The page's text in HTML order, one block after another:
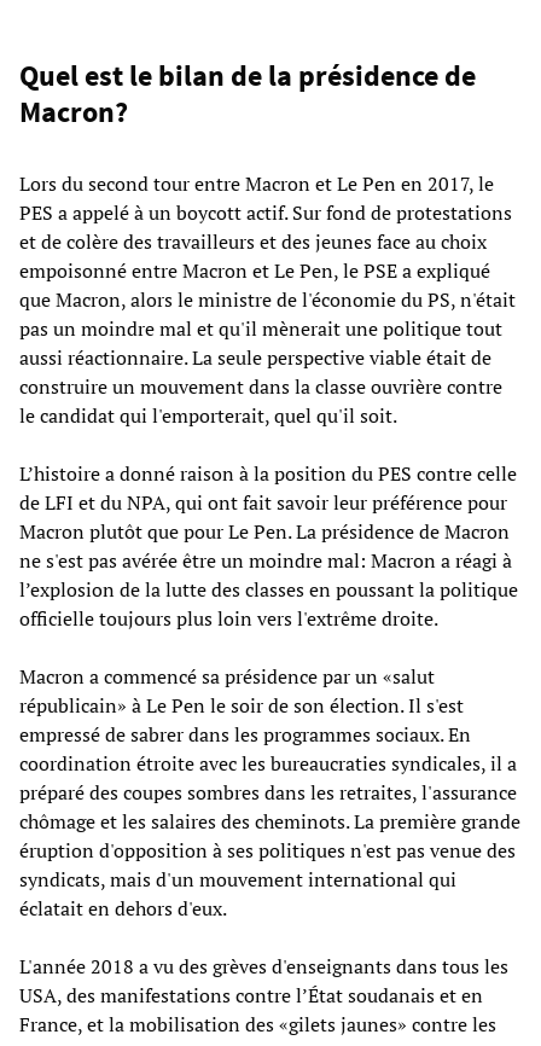
Quel est le bilan de la présidence de
Macron?
Lors du second tour entre Macron et Le Pen en 2017, le
PES a appelé à un boycott actif. Sur fond de protestations
et de colère des travailleurs et des jeunes face au choix
empoisonné entre Macron et Le Pen, le PSE a expliqué
que Macron, alors le ministre de l'économie du PS, n'était
pas un moindre mal et qu'il mènerait une politique tout
aussi réactionnaire. La seule perspective viable était de
construire un mouvement dans la classe ouvrière contre
le candidat qui l'emporterait, quel qu'il soit.
L’histoire a donné raison à la position du PES contre celle
de LFI et du NPA, qui ont fait savoir leur préférence pour
Macron plutôt que pour Le Pen. La présidence de Macron
ne s'est pas avérée être un moindre mal: Macron a réagi à
l’explosion de la lutte des classes en poussant la politique
officielle toujours plus loin vers l'extrême droite.
Macron a commencé sa présidence par un «salut
républicain» à Le Pen le soir de son élection. Il s'est
empressé de sabrer dans les programmes sociaux. En
coordination étroite avec les bureaucraties syndicales, il a
préparé des coupes sombres dans les retraites, l'assurance
chômage et les salaires des cheminots. La première grande
éruption d'opposition à ses politiques n'est pas venue des
syndicats, mais d'un mouvement international qui
éclatait en dehors d'eux.
L'année 2018 a vu des grèves d'enseignants dans tous les
USA, des manifestations contre l’État soudanais et en
France, et la mobilisation des «gilets jaunes» contre les